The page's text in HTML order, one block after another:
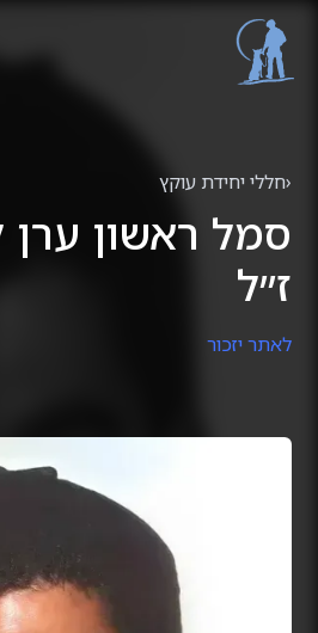
‹חללי יחידת עוקץ
סמל ראשון ערן
ז״ל
לאתר יזכור